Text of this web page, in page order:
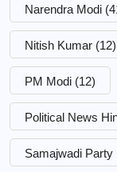
Narendra Modi
Nitish Kumar (12)
PM Modi (12)
Political News
Samajwadi Party